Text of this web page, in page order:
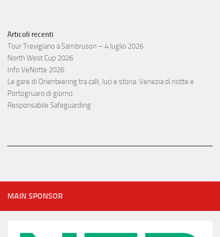
Articoli recenti
Tour Trevigiano a Sambruson – 4 luglio 2026
North West Cup 2026
Info VeNotte 2026
Le gare di Orienteering tra calli, luci e storia: Venezia di notte e
Portogruaro di giorno
Responsabile Safeguarding
MAIN SPONSOR